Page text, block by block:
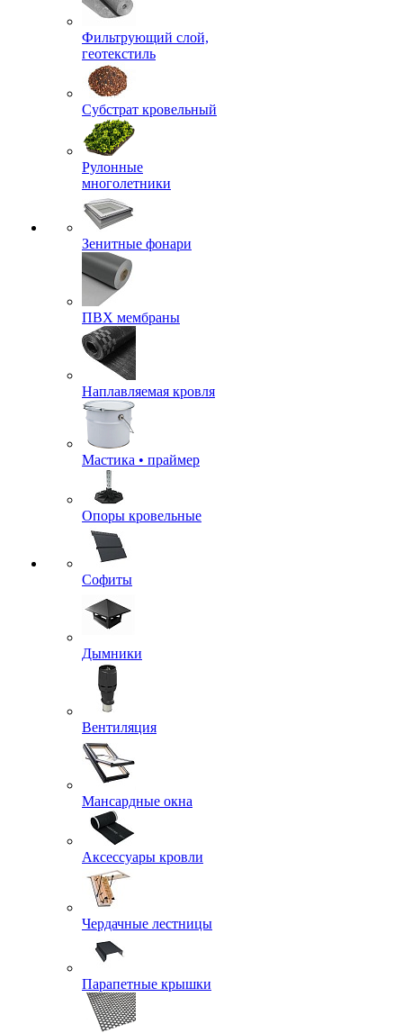
Фильтрующий слой,
геотекстиль
Субстрат кровельный
Рулонные
многолетники
Зенитные фонари
ПВХ мембраны
Наплавляемая кровля
Мастика • праймер
Опоры кровельные
Софиты
Дымники
Вентиляция
Мансардные окна
Аксессуары кровли
Чердачные лестницы
Парапетные крышки